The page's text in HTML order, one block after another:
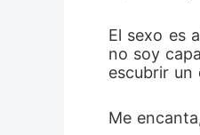
El sexo es
no soy
escubrir un
Me